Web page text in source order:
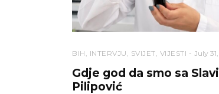
BIH INTERVJU SVIJET VIJESTI July
Gdje god da smo sa
Pilipović